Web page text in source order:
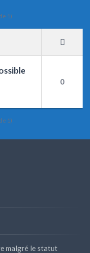
1)
0
1)
malgré le statut